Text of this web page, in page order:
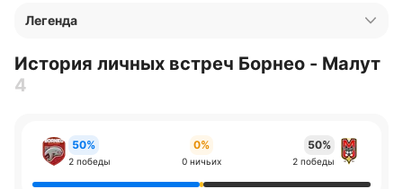
Легенда
История личных встреч Борнео - Малут
4
50%
2 победы
0%
0 ничьих
50%
2 победы